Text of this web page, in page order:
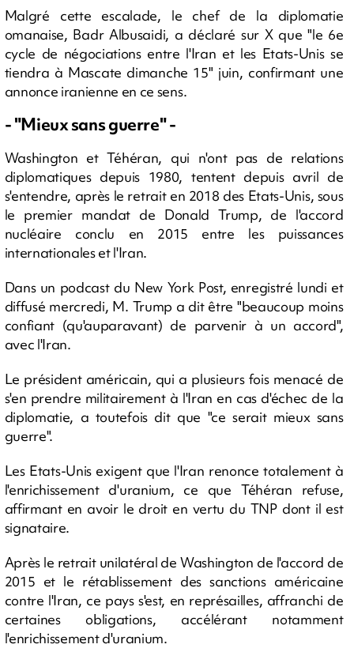
Malgré cette escalade, le chef de la diplomatie
omanaise, Badr Albusaidi, a déclaré sur X que "le 6e
cycle de négociations entre l'Iran et les Etats-Unis se
tiendra à Mascate dimanche 15" juin, confirmant une
annonce iranienne en ce sens.
- "Mieux sans guerre" -
Washington et Téhéran, qui n'ont pas de relations
diplomatiques depuis 1980, tentent depuis avril de
s'entendre, après le retrait en 2018 des Etats-Unis, sous
le premier mandat de Donald Trump, de l'accord
nucléaire conclu en 2015 entre les puissances
internationales et l'Iran.
Dans un podcast du New York Post, enregistré lundi et
diffusé mercredi, M. Trump a dit être "beaucoup moins
confiant (qu'auparavant) de parvenir à un accord",
avec l'Iran.
Le président américain, qui a plusieurs fois menacé de
s'en prendre militairement à l'Iran en cas d'échec de la
diplomatie, a toutefois dit que "ce serait mieux sans
guerre".
Les Etats-Unis exigent que l'Iran renonce totalement à
l'enrichissement d'uranium, ce que Téhéran refuse,
affirmant en avoir le droit en vertu du TNP dont il est
signataire.
Après le retrait unilatéral de Washington de l'accord de
2015 et le rétablissement des sanctions américaine
contre l'Iran, ce pays s'est, en représailles, affranchi de
certaines obligations, accélérant notamment
l'enrichissement d'uranium.